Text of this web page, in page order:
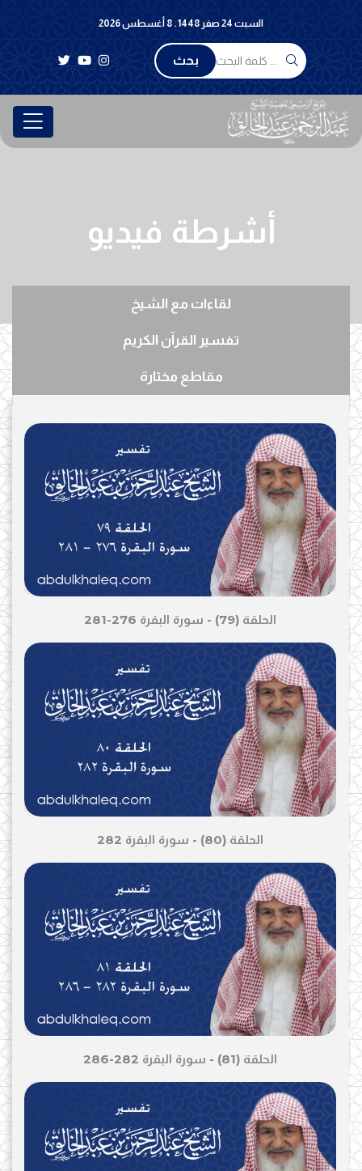
السبت 24 صفر 1448 . 8 أغسطس 2026
بحث
أشرطة فيديو
لقاءات مع الشيخ
تفسير القرآن الكريم
مقاطع مختارة
الحلقة (79) - سورة البقرة 276-281
الحلقة (80) - سورة البقرة 282
الحلقة (81) - سورة البقرة 282-286